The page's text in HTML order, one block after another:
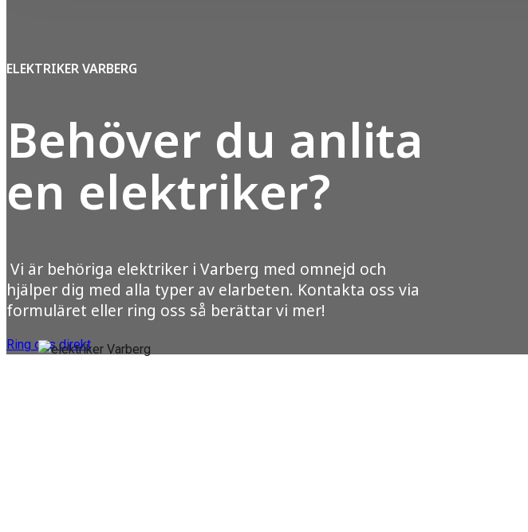
ELEKTRIKER VARBERG
Behöver du anlita
en elektriker?
Vi är behöriga elektriker i Varberg med omnejd och
hjälper dig med alla typer av elarbeten. Kontakta oss via
formuläret eller ring oss så berättar vi mer!
Ring oss direkt